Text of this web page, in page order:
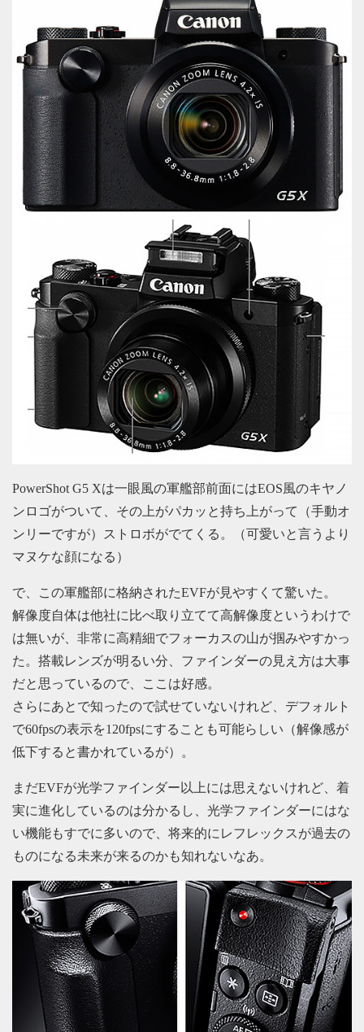
PowerShot G5 Xは一眼風の軍艦部前面にはEOS風のキヤノ
ンロゴがついて、その上がパカッと持ち上がって（手動オ
ンリーですが）ストロボがでてくる。（可愛いと言うより
マヌケな顔になる）
で、この軍艦部に格納されたEVFが見やすくて驚いた。
解像度自体は他社に比べ取り立てて高解像度というわけで
は無いが、非常に高精細でフォーカスの山が掴みやすかっ
た。搭載レンズが明るい分、ファインダーの見え方は大事
だと思っているので、ここは好感。
さらにあとで知ったので試せていないけれど、デフォルト
で60fpsの表示を120fpsにすることも可能らしい（解像感が
低下すると書かれているが）。
まだEVFが光学ファインダー以上には思えないけれど、着
実に進化しているのは分かるし、光学ファインダーにはな
い機能もすでに多いので、将来的にレフレックスが過去の
ものになる未来が来るのかも知れないなあ。